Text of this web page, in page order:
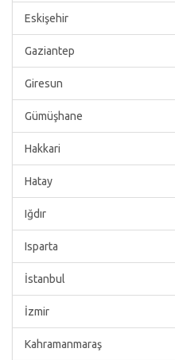
Eskişehir
Gaziantep
Giresun
Gümüşhane
Hakkari
Hatay
Iğdır
Isparta
İstanbul
İzmir
Kahramanmaraş